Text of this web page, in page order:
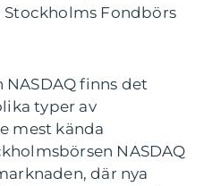
Fondbörs
finns det
typer av
mest kända
NASDAQ
där nya